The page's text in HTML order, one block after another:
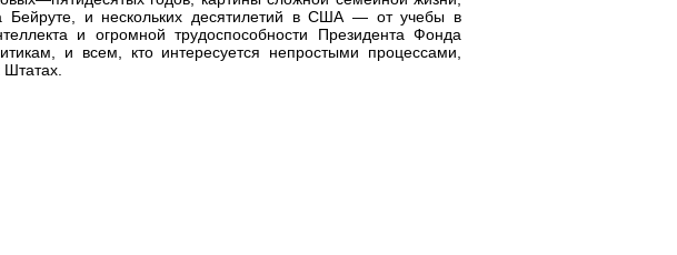
и нескольких десятилетий в США — от учебы в
и огромной трудоспособности Президента Фонда
и всем, кто интересуется непростыми процессами,